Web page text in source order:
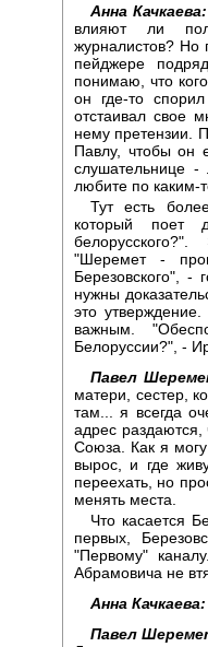
Анна Качкаева:
влияют ли
журналистов? Но
пейджере
понимаю, что
он где-то
отстаивал свое
нему претензии.
Павлу, чтобы он
слушательнице
любите по каким-
Тут есть
который поет
"Шеремет -
Березовского", -
нужны
это
важным.
Белоруссии?", -
Павел
матери, сестер,
там... я всегда
адрес раздаются,
Союза. Как я
вырос, и где
переехать, но
менять места.
Что касается
первых,
"Первому"
Абрамовича не
Анна Качкаева:
Павел